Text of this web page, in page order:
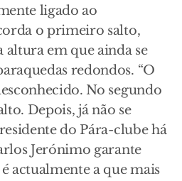
ligado ao
o primeiro salto,
altura em que ainda se
redondos. “O
No segundo
Depois, já não se
do Pára-clube há
Jerónimo garante
actualmente a que mais